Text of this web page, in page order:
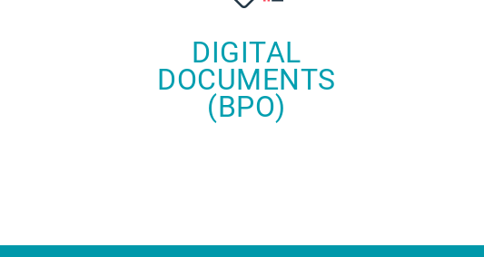
DIGITAL
DOCUMENTS
(BPO)